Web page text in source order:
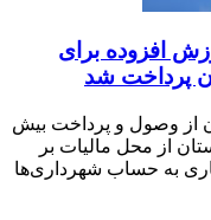
افزوده برای
پرداخت شد
از وصول و پرداخت بیش
از محل مالیات بر
ماهه سال‌جاری به حساب شهرداری‌ها